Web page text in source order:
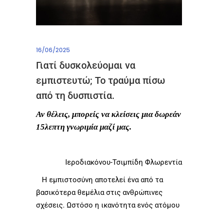
16/06/2025
Γιατί δυσκολεύομαι να
εμπιστευτώ; Το τραύμα πίσω
από τη δυσπιστία.
Αν θέλεις, μπορείς να κλείσεις μια δωρεάν
15λεπτη γνωριμία μαζί μας.
Ιεροδιακόνου-Τσιμπίδη Φλωρεντία
Η εμπιστοσύνη αποτελεί ένα από τα
βασικότερα θεμέλια στις ανθρώπινες
σχέσεις. Ωστόσο η ικανότητα ενός ατόμου